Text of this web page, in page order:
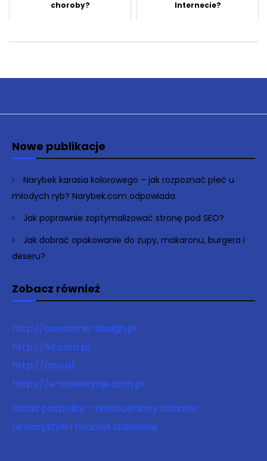
choroby?
Internecie?
Nowe publikacje
Narybek karasia kolorowego – jak rozpoznać płeć u
młodych ryb? Narybek.com odpowiada
Jak poprawnie zoptymalizować stronę pod SEO?
Jak dobrać opakowanie do zupy, makaronu, burgera i
deseru?
Zobacz również
http://awesome-design.pl
http://lkt.com.pl
http://fsns.pl
https://e-inwestycje.com.pl
Karaś pospolity – niedoceniony bohater
akwarystyki i hodowli stawowej